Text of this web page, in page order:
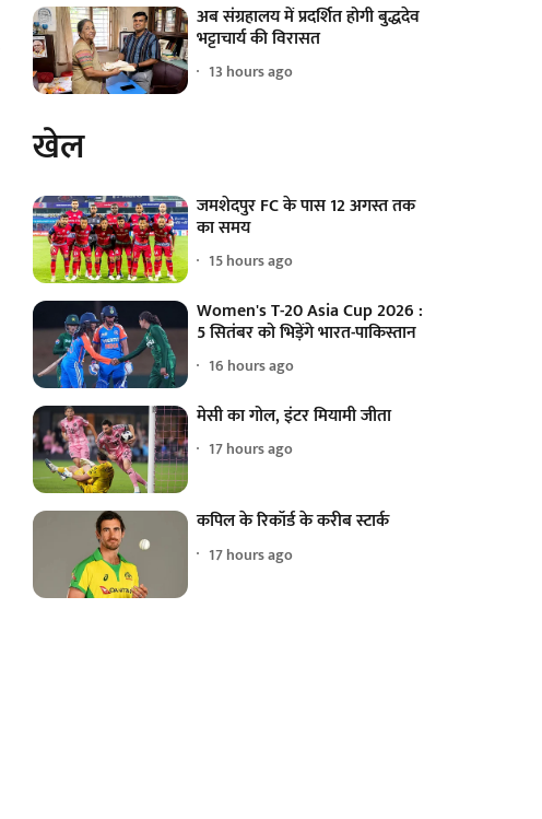
अब संग्रहालय में प्रदर्शित होगी बुद्धदेव
भट्टाचार्य की विरासत
13 hours ago
खेल
जमशेदपुर FC के पास 12 अगस्त तक
का समय
15 hours ago
Women's T-20 Asia Cup 2026 :
5 सितंबर को भिड़ेंगे भारत-पाकिस्तान
16 hours ago
मेसी का गोल, इंटर मियामी जीता
17 hours ago
कपिल के रिकॉर्ड के करीब स्टार्क
17 hours ago